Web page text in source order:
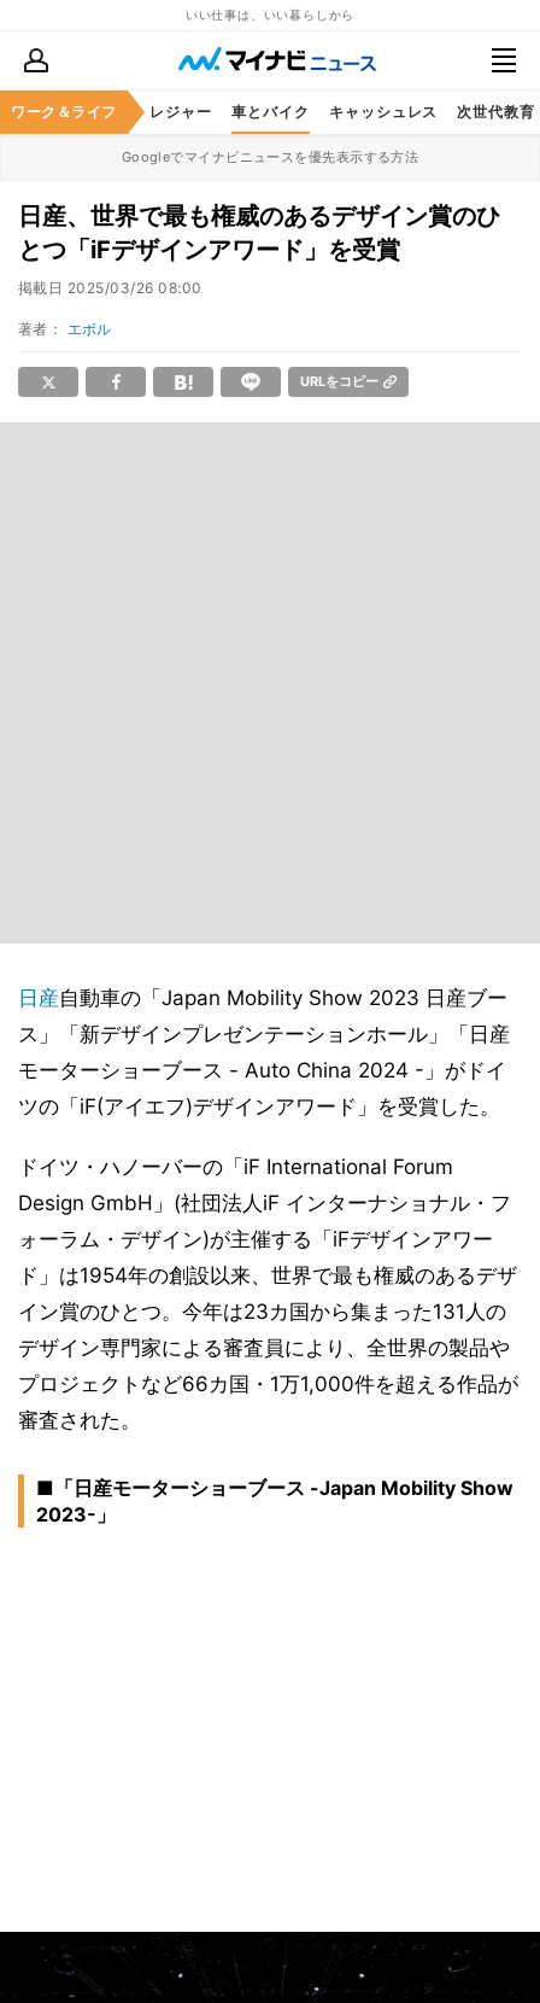
いい仕事は、いい暮らしから
ワーク＆ライフ
スケア グルメ レジャー 車とバイク キャッシュレス 次世代教育
Googleでマイナビニュースを優先表示する方法
日産、世界で最も権威のあるデザイン賞のひ
とつ「iFデザインアワード」を受賞
掲載日 2025/03/26 08:00
著者： エボル
URLをコピー
日産自動車の「Japan Mobility Show 2023 日産ブー
ス」「新デザインプレゼンテーションホール」「日産
モーターショーブース - Auto China 2024 -」がドイ
ツの「iF(アイエフ)デザインアワード」を受賞した。
ドイツ・ハノーバーの「iF International Forum
Design GmbH」(社団法人iF インターナショナル・フ
ォーラム・デザイン)が主催する「iFデザインアワー
ド」は1954年の創設以来、世界で最も権威のあるデザ
イン賞のひとつ。今年は23カ国から集まった131人の
デザイン専門家による審査員により、全世界の製品や
プロジェクトなど66カ国・1万1,000件を超える作品が
審査された。
■「日産モーターショーブース -Japan Mobility Show
2023-」